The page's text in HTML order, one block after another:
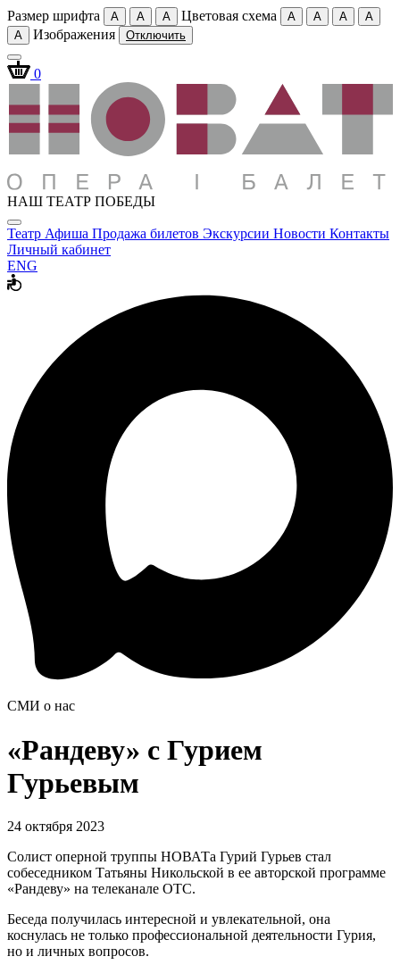
Размер шрифта A A A Цветовая схема A A A
A
A
Изображения Отключить
0
НАШ ТЕАТР ПОБЕДЫ
Театр Афиша Продажа билетов Экскурсии Новости Контакты
Личный кабинет
ENG
СМИ о нас
«Рандеву» с Гурием
Гурьевым
24 октября 2023
Солист оперной труппы НОВАТа Гурий Гурьев стал
собеседником Татьяны Никольской в ее авторской программе
«Рандеву» на телеканале ОТС.
Беседа получилась интересной и увлекательной, она
коснулась не только профессиональной деятельности Гурия,
но и личных вопросов.